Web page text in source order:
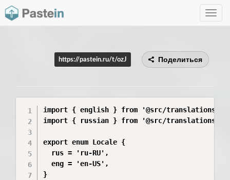
Toggle
https://pastein.ru/t/ozJ Поделиться
import { english } from '@src/translations/
import { russian } from '@src/translations/
export enum Locale {
  rus = 'ru-RU',
  eng = 'en-US',
}